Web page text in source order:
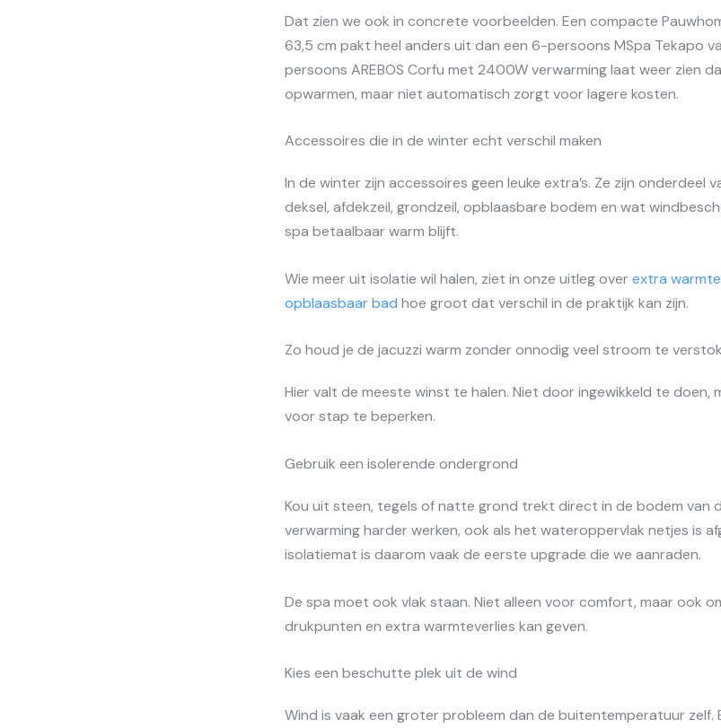
Dat zien we ook in concrete voorbeelden. Een compacte
63,5 cm pakt heel anders uit dan een 6-persoons MSpa Tekapo
persoons AREBOS Corfu met 2400W verwarming laat weer zien
opwarmen, maar niet automatisch zorgt voor lagere kosten.
Accessoires die in de winter echt verschil maken
In de winter zijn accessoires geen leuke extra’s. Ze zijn onderdeel
deksel, afdekzeil, grondzeil, opblaasbare bodem en wat
spa betaalbaar warm blijft.
Wie meer uit isolatie wil halen, ziet in onze uitleg overextra
opblaasbaar bad hoe groot dat verschil in de praktijk kan zijn.
Zo houd je de jacuzzi warm zonder onnodig veel stroom te
Hier valt de meeste winst te halen. Niet door ingewikkeld te doen,
voor stap te beperken.
Gebruik een isolerende ondergrond
Kou uit steen, tegels of natte grond trekt direct in de bodem van
verwarming harder werken, ook als het wateroppervlak netjes is
isolatiemat is daarom vaak de eerste upgrade die we aanraden.
De spa moet ook vlak staan. Niet alleen voor comfort, maar ook
drukpunten en extra warmteverlies kan geven.
Kies een beschutte plek uit de wind
Wind is vaak een groter probleem dan de buitentemperatuur zelf.